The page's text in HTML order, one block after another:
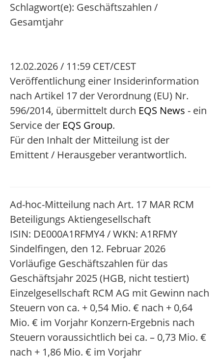
Schlagwort(e): Geschäftszahlen /
Gesamtjahr
12.02.2026 / 11:59 CET/CEST
Veröffentlichung einer Insiderinformation
nach Artikel 17 der Verordnung (EU) Nr.
596/2014, übermittelt durch EQS News - ein
Service der EQS Group.
Für den Inhalt der Mitteilung ist der
Emittent / Herausgeber verantwortlich.
Ad-hoc-Mitteilung nach Art. 17 MAR RCM
Beteiligungs Aktiengesellschaft
ISIN: DE000A1RFMY4 / WKN: A1RFMY
Sindelfingen, den 12. Februar 2026
Vorläufige Geschäftszahlen für das
Geschäftsjahr 2025 (HGB, nicht testiert)
Einzelgesellschaft RCM AG mit Gewinn nach
Steuern von ca. + 0,54 Mio. € nach + 0,64
Mio. € im Vorjahr Konzern-Ergebnis nach
Steuern voraussichtlich bei ca. – 0,73 Mio. €
nach + 1,86 Mio. € im Vorjahr